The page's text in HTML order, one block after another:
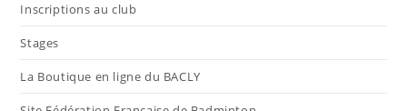
Inscriptions au club
Stages
La Boutique en ligne du BACLY